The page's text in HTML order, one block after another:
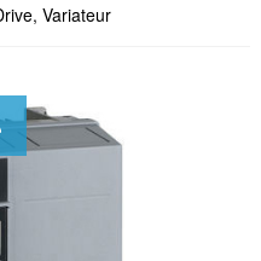
, Variateur